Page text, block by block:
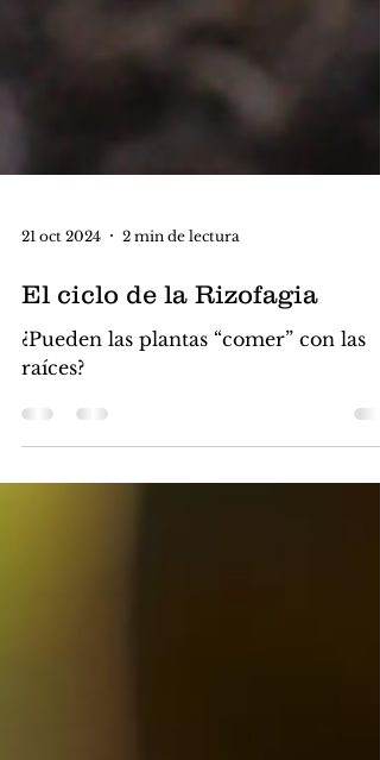
21 oct 2024 2 min de lectura
El ciclo de la Rizofagia
raíces?